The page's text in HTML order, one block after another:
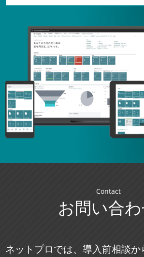
Contact
お問い合
ネットプロでは、導入前相談